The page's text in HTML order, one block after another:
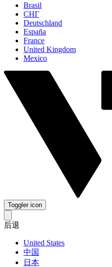
Brasil
СНГ
Deutschland
España
France
United Kingdom
Mexico
Toggler icon
后退
United States
中国
日本